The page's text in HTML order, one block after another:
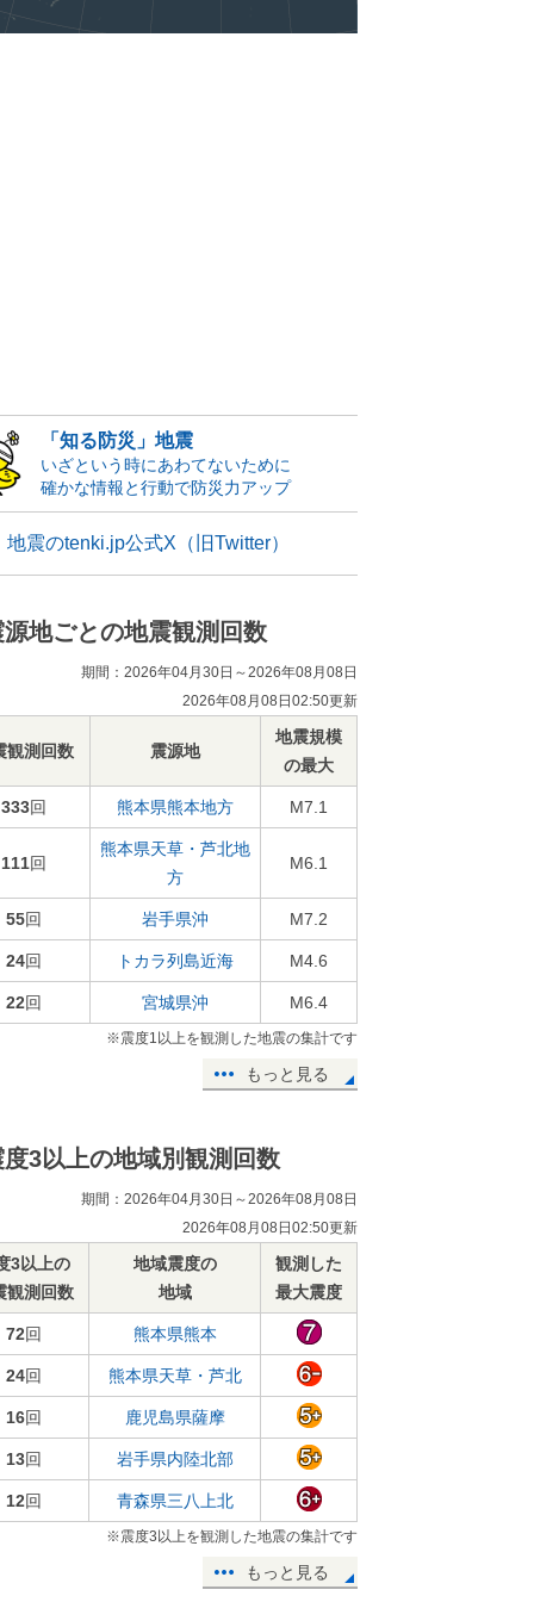
「知る防災」地震
いざという時にあわてないために
確かな情報と行動で防災力アップ
地震のtenki.jp公式X（旧Twitter）
源地ごとの地震観測回数
期間：2026年04月30日～2026年08月08日
2026年08月08日02:50更新
観測回数 震源地
地震規模
の最大
333回 熊本県熊本地方 M7.1
111回
熊本県天草・芦北地
方
M6.1
55回 岩手県沖 M7.2
24回 トカラ列島近海 M4.6
22回 宮城県沖 M6.4
※震度1以上を観測した地震の集計です
もっと見る
度3以上の地域別観測回数
期間：2026年04月30日～2026年08月08日
2026年08月08日02:50更新
3以上の
観測回数
地域震度の
地域
観測した
最大震度
72回 熊本県熊本
24回 熊本県天草・芦北
16回 鹿児島県薩摩
13回 岩手県内陸北部
12回 青森県三八上北
※震度3以上を観測した地震の集計です
もっと見る